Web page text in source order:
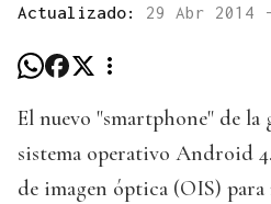
Actualizado: 29 Abr 2014
El nuevo "smartphone" de la
sistema operativo Android
de imagen óptica (OIS)